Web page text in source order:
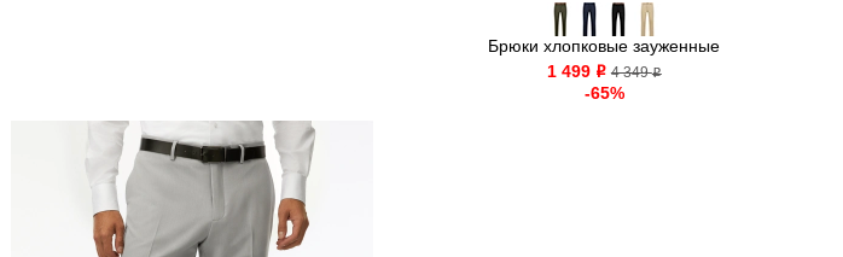
Брюки хлопковые зауженные
1 499 o 4 349o
-65%